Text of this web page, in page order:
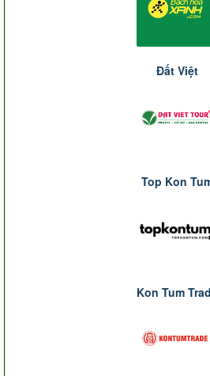
Đất Việt
Top Kon
Kon Tum